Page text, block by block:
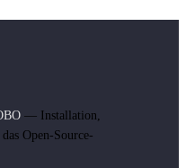
— Installation,
Open-Source-